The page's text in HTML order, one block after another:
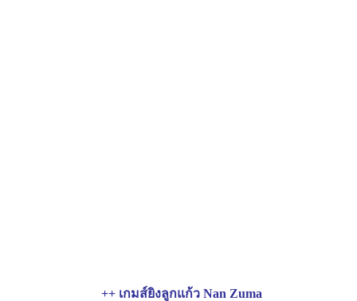
++ เกมส์ยิงลูกแก้ว Nan Zuma